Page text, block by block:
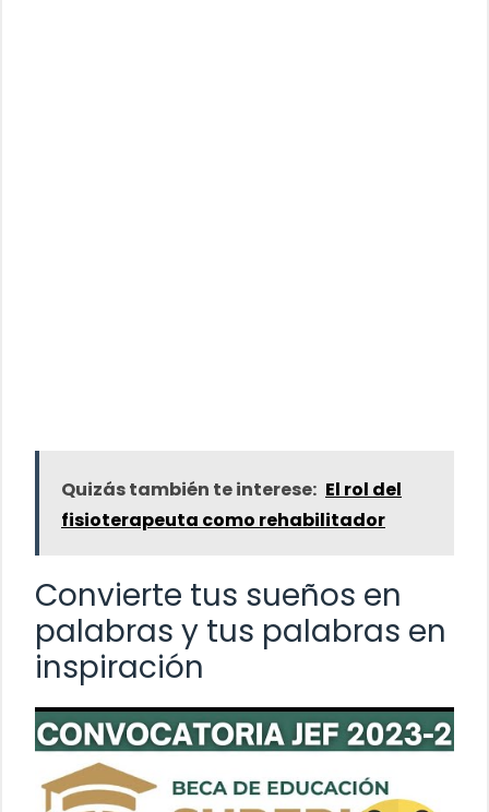
Quizás también te interese: El rol del
fisioterapeuta como rehabilitador
Convierte tus sueños en
palabras y tus palabras en
inspiración